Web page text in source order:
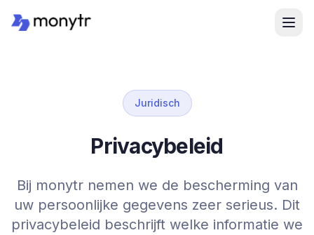
Juridisch
Privacybeleid
Bij monytr nemen we de bescherming van
uw persoonlijke gegevens zeer serieus. Dit
privacybeleid beschrijft welke informatie we